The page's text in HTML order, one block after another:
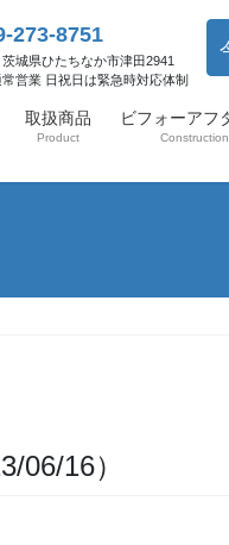
273-8751
城県ひたちなか市津田2941
営業 日祝日は緊急時対応体制
取扱商品
Product
ビフォーアフ
Construction
06/16）